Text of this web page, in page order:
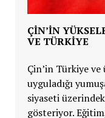
ÇİN’İN
VE TÜRKİYE
Çin’in Türkiye ve
uyguladığı
siyaseti
gösteriyor.